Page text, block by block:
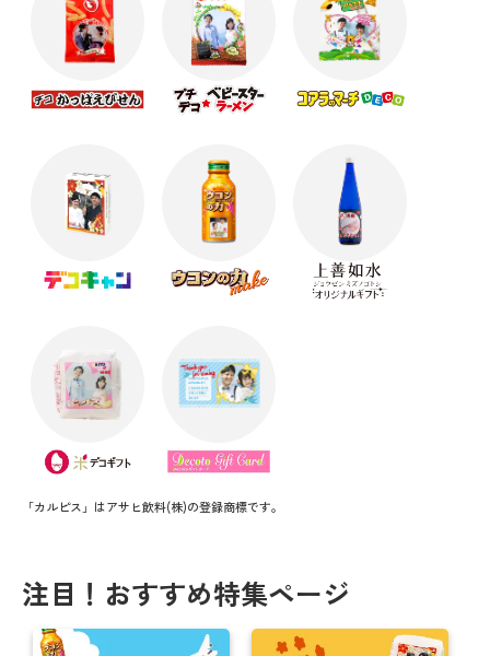
「カルピス」はアサヒ飲料(株)の登録商標です。
注目！おすすめ特集ページ